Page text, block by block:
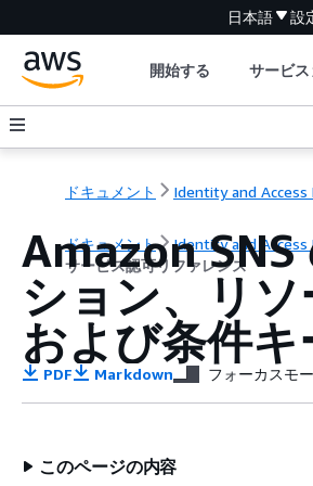
日本語 設
開始する サービ
ドキュメント Identity and
ドキュメント
Identity and Access
サービス認可リファレンス
Amazon SNS
ション、リソ
および条件キ
PDF Markdown フォーカスモ
このページの内容